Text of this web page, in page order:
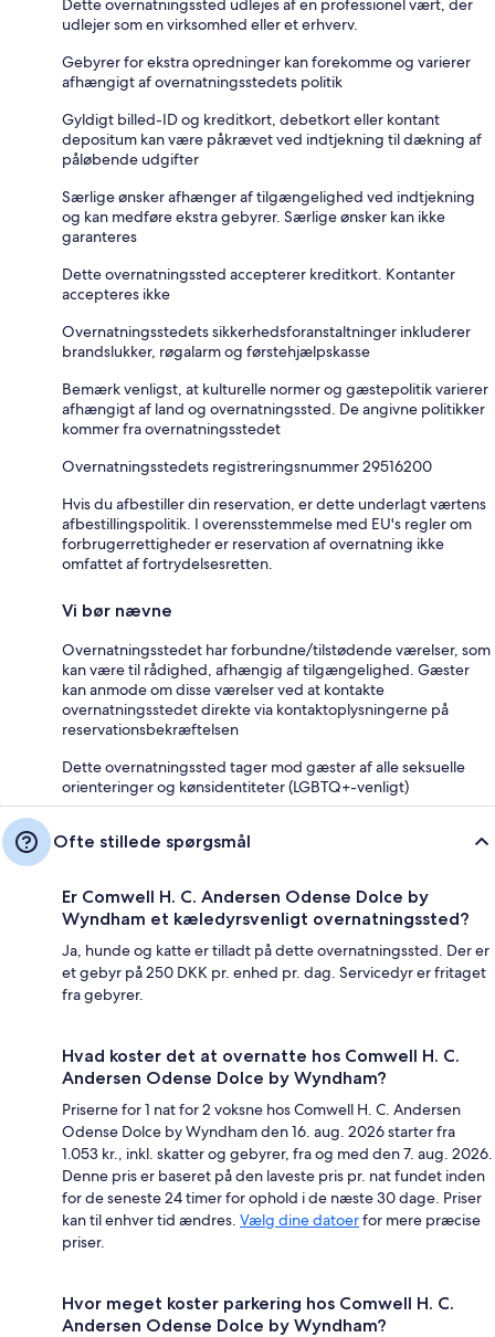
Dette overnatningssted udlejes af en professionel vært, der
udlejer som en virksomhed eller et erhverv.
Gebyrer for ekstra opredninger kan forekomme og varierer
afhængigt af overnatningsstedets politik
Gyldigt billed-ID og kreditkort, debetkort eller kontant
depositum kan være påkrævet ved indtjekning til dækning af
påløbende udgifter
Særlige ønsker afhænger af tilgængelighed ved indtjekning
og kan medføre ekstra gebyrer. Særlige ønsker kan ikke
garanteres
Dette overnatningssted accepterer kreditkort. Kontanter
accepteres ikke
Overnatningsstedets sikkerhedsforanstaltninger inkluderer
brandslukker, røgalarm og førstehjælpskasse
Bemærk venligst, at kulturelle normer og gæstepolitik varierer
afhængigt af land og overnatningssted. De angivne politikker
kommer fra overnatningsstedet
Overnatningsstedets registreringsnummer 29516200
Hvis du afbestiller din reservation, er dette underlagt værtens
afbestillingspolitik. I overensstemmelse med EU's regler om
forbrugerrettigheder er reservation af overnatning ikke
omfattet af fortrydelsesretten.
Vi bør nævne
Overnatningsstedet har forbundne/tilstødende værelser, som
kan være til rådighed, afhængig af tilgængelighed. Gæster
kan anmode om disse værelser ved at kontakte
overnatningsstedet direkte via kontaktoplysningerne på
reservationsbekræftelsen
Dette overnatningssted tager mod gæster af alle seksuelle
orienteringer og kønsidentiteter (LGBTQ+-venligt)
Ofte stillede spørgsmål
Er Comwell H. C. Andersen Odense Dolce by
Wyndham et kæledyrsvenligt overnatningssted?
Ja, hunde og katte er tilladt på dette overnatningssted. Der er
et gebyr på 250 DKK pr. enhed pr. dag. Servicedyr er fritaget
fra gebyrer.
Hvad koster det at overnatte hos Comwell H. C.
Andersen Odense Dolce by Wyndham?
Priserne for 1 nat for 2 voksne hos Comwell H. C. Andersen
Odense Dolce by Wyndham den 16. aug. 2026 starter fra
1.053 kr., inkl. skatter og gebyrer, fra og med den 7. aug. 2026.
Denne pris er baseret på den laveste pris pr. nat fundet inden
for de seneste 24 timer for ophold i de næste 30 dage. Priser
kan til enhver tid ændres. Vælg dine datoerfor mere præcise
priser.
Hvor meget koster parkering hos Comwell H. C.
Andersen Odense Dolce by Wyndham?